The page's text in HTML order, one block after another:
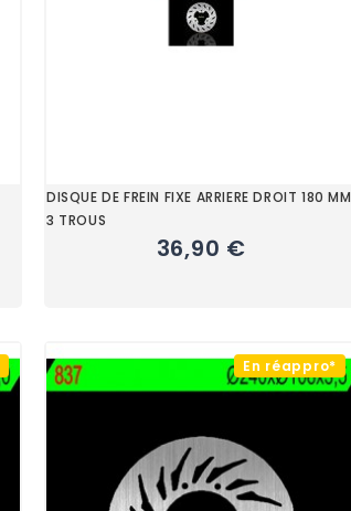
DISQUE DE FREIN FIXE ARRIERE DROIT 180 MM
3 TROUS
36,90 €
En réappro*